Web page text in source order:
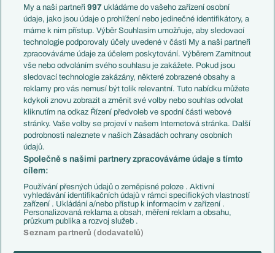
Témata
Představení týmů MS
EuroSkauting
PL v kostce
Evropské koeficienty
Přestupy
Přestupové spekulace
Zranění
Kluby
Arsenal FC
Chelsea FC
Manchester United
AC Milán
Juventus FC
Bayern Mnichov
FC Barcelona
Real Madrid
Francie
Itálie
Německo
Španělsko
Argentina
Brazílie
Přestupy
Zápasy
Livescore
Tipovací soutěž
My a naši partneři997 ukládáme do vašeho zařízení osobní
údaje, jako jsou údaje o prohlížení nebo jedinečné identifikátory, a
máme k nim přístup. Výběr Souhlasím umožňuje, aby sledovací
technologie podporovaly účely uvedené v části My a naši partneři
zpracováváme údaje za účelem poskytování. Výběrem Zamítnout
vše nebo odvoláním svého souhlasu je zakážete. Pokud jsou
sledovací technologie zakázány, některé zobrazené obsahy a
reklamy pro vás nemusí být tolik relevantní. Tuto nabídku můžete
kdykoli znovu zobrazit a změnit své volby nebo souhlas odvolat
kliknutím na odkaz Řízení předvoleb ve spodní části webové
stránky. Vaše volby se projeví v našem Internetová stránka. Další
podrobnosti naleznete v našich Zásadách ochrany osobních
údajů.
Společně s našimi partnery zpracováváme údaje s tímto
cílem:
Používání přesných údajů o zeměpisné poloze . Aktivní
vyhledávání identifikačních údajů v rámci specifických vlastností
zařízení . Ukládání a/nebo přístup k informacím v zařízení .
Personalizovaná reklama a obsah, měření reklam a obsahu,
průzkum publika a rozvoj služeb .
Seznam partnerů (dodavatelů)